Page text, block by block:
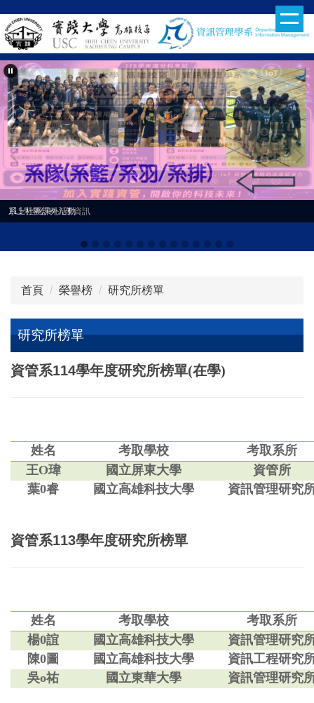
到
主
要
內
容
區
系上社團課外活動
115學年分科入學資訊
首頁 榮譽榜 研究所榜單
研究所榜單
資管系114學年度研究所榜單(在學)
姓名 考取學校
考取系所
王O瑋
國立屏東大學
資管所
葉0睿
國立高雄科技大學 資訊管理研究
資管系113學年度研究所榜單
姓名 考取學校
考取系所
楊0誼
國立高雄科技大學
資訊管理研究
陳0圖
國立高雄科技大學
資訊工程研究
吳o祐
國立東華大學 資訊管理研究